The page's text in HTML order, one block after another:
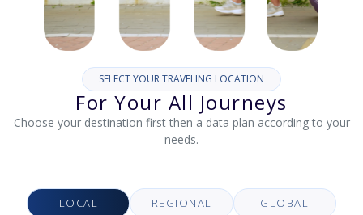
SELECT YOUR TRAVELING LOCATION
For Your All Journeys
Choose your destination first then a data plan according to your
needs.
LOCAL REGIONAL GLOBAL